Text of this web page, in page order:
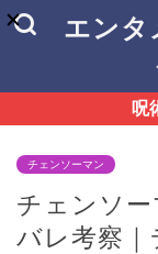
エンタ
呪
チェンソーマン
チェンソ
バレ考察